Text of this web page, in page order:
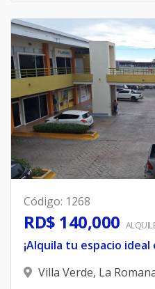
Código: 1268
RD$ 140,000
¡Alquila tu espacio ideal
Villa Verde, La